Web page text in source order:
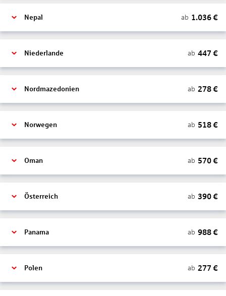
Nepal ab 1.036€
Niederlande ab 447 €
Nordmazedonien ab 278€
Norwegen ab 518€
Oman ab 570€
Österreich ab 390€
Panama ab 988€
Polen ab 277 €